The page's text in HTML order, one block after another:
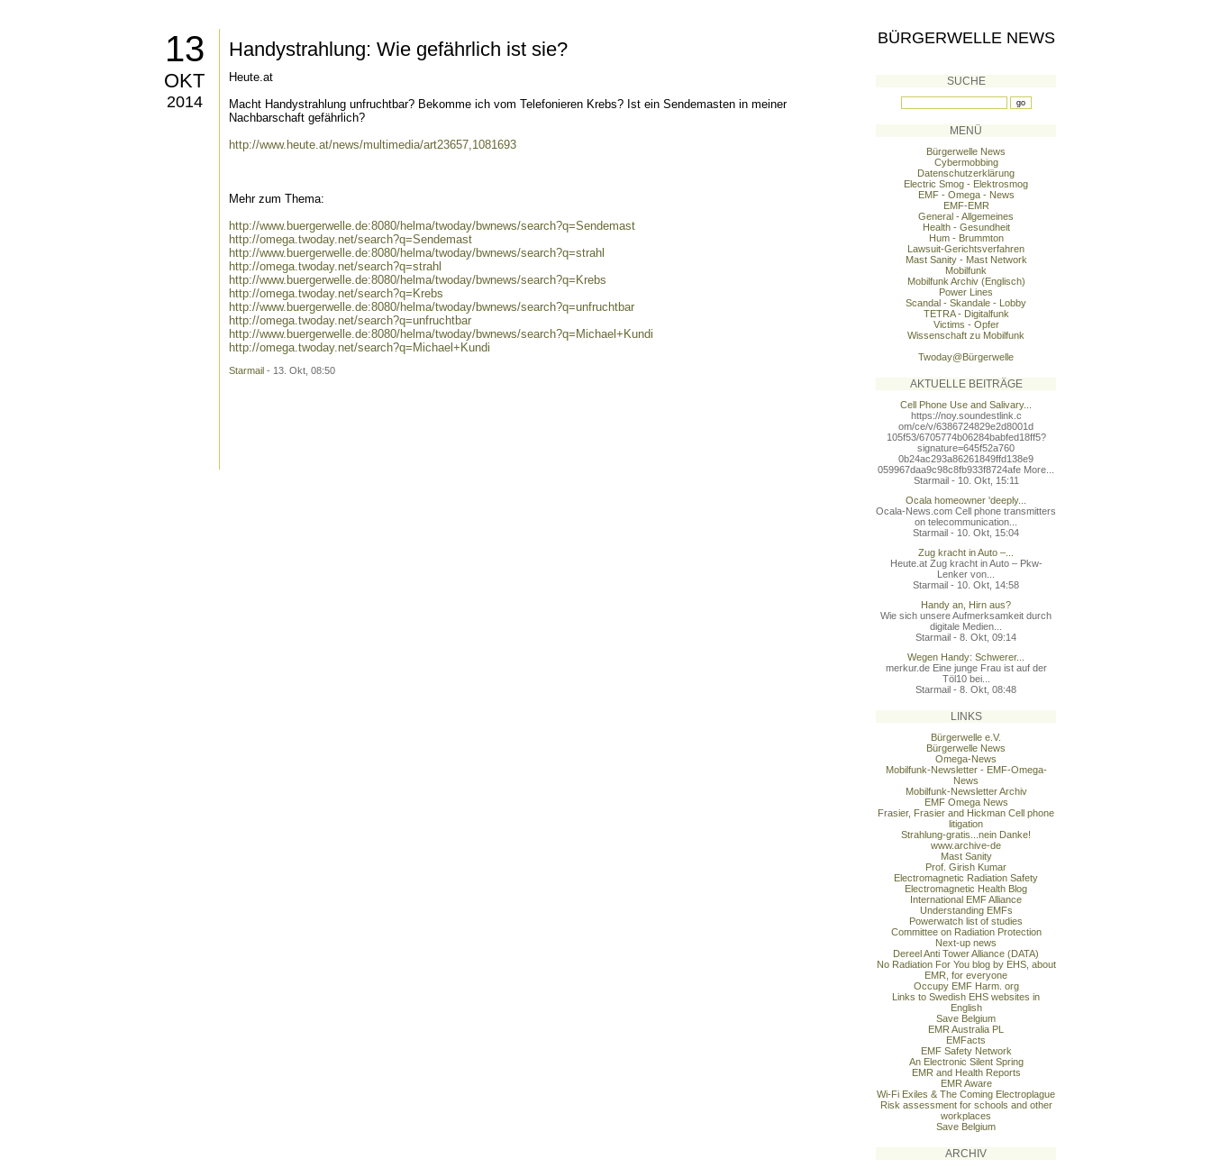
13
OKT
2014
Handystrahlung: Wie gefährlich ist sie?
Heute.at
Macht Handystrahlung unfruchtbar? Bekomme ich vom Telefonieren Krebs? Ist ein Sendemasten in meiner
Nachbarschaft gefährlich?
http://www.heute.at/news/multimedia/art23657,1081693
Mehr zum Thema:
http://www.buergerwelle.de:8080/helma/twoday/bwnews/search?q=Sendemast
http://omega.twoday.net/search?q=Sendemast
http://www.buergerwelle.de:8080/helma/twoday/bwnews/search?q=strahl
http://omega.twoday.net/search?q=strahl
http://www.buergerwelle.de:8080/helma/twoday/bwnews/search?q=Krebs
http://omega.twoday.net/search?q=Krebs
http://www.buergerwelle.de:8080/helma/twoday/bwnews/search?q=unfruchtbar
http://omega.twoday.net/search?q=unfruchtbar
http://www.buergerwelle.de:8080/helma/twoday/bwnews/search?q=Michael+Kundi
http://omega.twoday.net/search?q=Michael+Kundi
Starmail - 13. Okt, 08:50
BÜRGERWELLE NEWS
SUCHE
MENÜ
Bürgerwelle News
Cybermobbing
Datenschutzerklärung
Electric Smog - Elektrosmog
EMF - Omega - News
EMF-EMR
General - Allgemeines
Health - Gesundheit
Hum - Brummton
Lawsuit-Gerichtsverfahren
Mast Sanity - Mast Network
Mobilfunk
Mobilfunk Archiv (Englisch)
Power Lines
Scandal - Skandale - Lobby
TETRA - Digitalfunk
Victims - Opfer
Wissenschaft zu Mobilfunk
Twoday@Bürgerwelle
AKTUELLE BEITRÄGE
Cell Phone Use and Salivary...
https://noy.soundestlink.c
om/ce/v/6386724829e2d8001d
105f53/6705774b06284babfed18ff5?
signature=645f52a760
0b24ac293a86261849ffd138e9
059967daa9c98c8fb933f8724afe More...
Starmail - 10. Okt, 15:11
Ocala homeowner 'deeply...
Ocala-News.com Cell phone transmitters
on telecommunication...
Starmail - 10. Okt, 15:04
Zug kracht in Auto –...
Heute.at Zug kracht in Auto – Pkw-
Lenker von...
Starmail - 10. Okt, 14:58
Handy an, Hirn aus?
Wie sich unsere Aufmerksamkeit durch
digitale Medien...
Starmail - 8. Okt, 09:14
Wegen Handy: Schwerer...
merkur.de Eine junge Frau ist auf der
Töl10 bei...
Starmail - 8. Okt, 08:48
LINKS
Bürgerwelle e.V.
Bürgerwelle News
Omega-News
Mobilfunk-Newsletter - EMF-Omega-
News
Mobilfunk-Newsletter Archiv
EMF Omega News
Frasier, Frasier and Hickman Cell phone
litigation
Strahlung-gratis...nein Danke!
www.archive-de
Mast Sanity
Prof. Girish Kumar
Electromagnetic Radiation Safety
Electromagnetic Health Blog
International EMF Alliance
Understanding EMFs
Powerwatch list of studies
Committee on Radiation Protection
Next-up news
Dereel Anti Tower Alliance (DATA)
No Radiation For You blog by EHS, about
EMR, for everyone
Occupy EMF Harm. org
Links to Swedish EHS websites in
English
Save Belgium
EMR Australia PL
EMFacts
EMF Safety Network
An Electronic Silent Spring
EMR and Health Reports
EMR Aware
Wi-Fi Exiles & The Coming Electroplague
Risk assessment for schools and other
workplaces
Save Belgium
ARCHIV